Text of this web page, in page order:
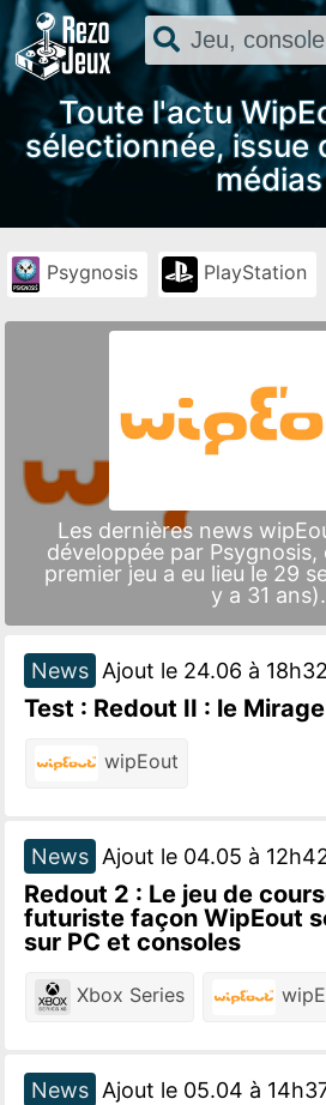
Toute l'actu
sélectionnée, issue
médias
Psygnosis PlayStation
Les dernières news
développée par Psygnosis,
premier jeu a eu lieu le 29
y a 31 ans).
News Ajout le 24.06 à 18h32
Test : Redout II : le
wipEout
News Ajout le 04.05 à
Redout 2 : Le jeu de
futuriste façon WipEout
sur PC et consoles
Xbox Series
News Ajout le 05.04 à